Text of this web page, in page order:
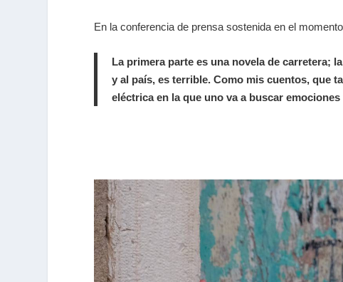
En la conferencia de prensa sostenida en el
La primera parte es una novela de carretera;
y al país, es terrible. Como mis cuentos, que
eléctrica en la que uno va a buscar